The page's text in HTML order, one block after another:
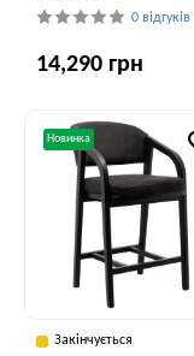
0 відгуків
14,290 грн
Новинка
Закінчується